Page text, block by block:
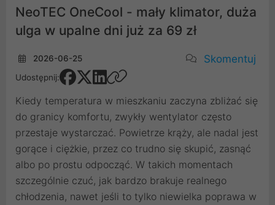
NeoTEC OneCool - mały klimator, duża
ulga w upalne dni już za 69 zł
2026-06-25 Skomentuj
Udostępnij:
Kiedy temperatura w mieszkaniu zaczyna zbliżać się
do granicy komfortu, zwykły wentylator często
przestaje wystarczać. Powietrze krąży, ale nadal jest
gorące i ciężkie, przez co trudno się skupić, zasnąć
albo po prostu odpocząć. W takich momentach
szczególnie czuć, jak bardzo brakuje realnego
chłodzenia, nawet jeśli to tylko niewielka poprawa w